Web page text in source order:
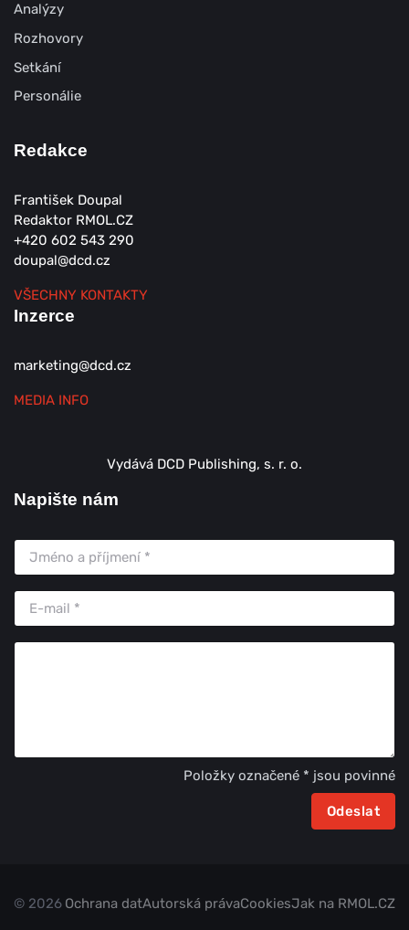
Analýzy
Rozhovory
Setkání
Personálie
Redakce
František Doupal
Redaktor RMOL.CZ
+420 602 543 290
doupal@dcd.cz
VŠECHNY KONTAKTY
Inzerce
marketing@dcd.cz
MEDIA INFO
Vydává DCD Publishing, s. r. o.
Napište nám
Položky označené * jsou povinné
© 2026 Ochrana datAutorská právaCookiesJak na RMOL.CZ